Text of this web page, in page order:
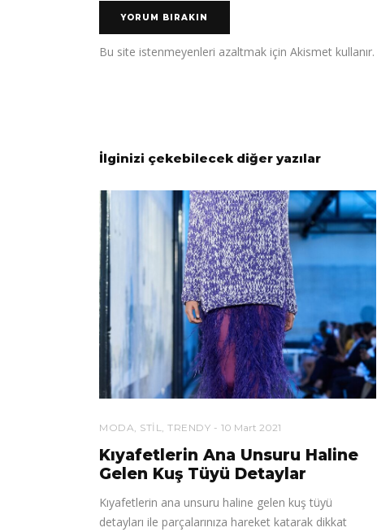
Bu site istenmeyenleri azaltmak için Akismet kullanır.
İlginizi çekebilecek diğer yazılar
MODA, STIL, TRENDY 10 Mart 2021
Kıyafetlerin Ana Unsuru Haline
Gelen Kuş Tüyü Detaylar
Kıyafetlerin ana unsuru haline gelen kuş tüyü
detayları ile parçalarınıza hareket katarak dikkat